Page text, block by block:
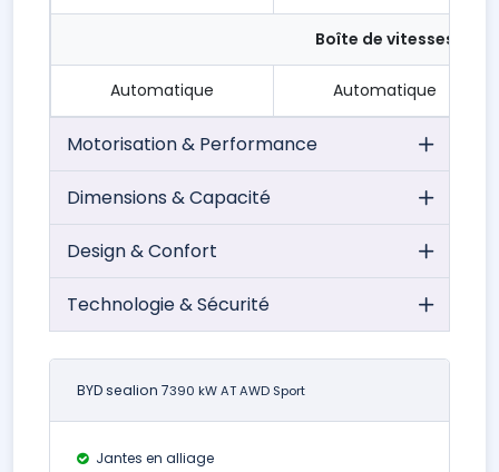
Boîte de vitesses
Automatique Automatique
Motorisation & Performance
Dimensions & Capacité
Design & Confort
Technologie & Sécurité
BYD sealion 7390 kW AT AWD Sport
Jantes en alliage